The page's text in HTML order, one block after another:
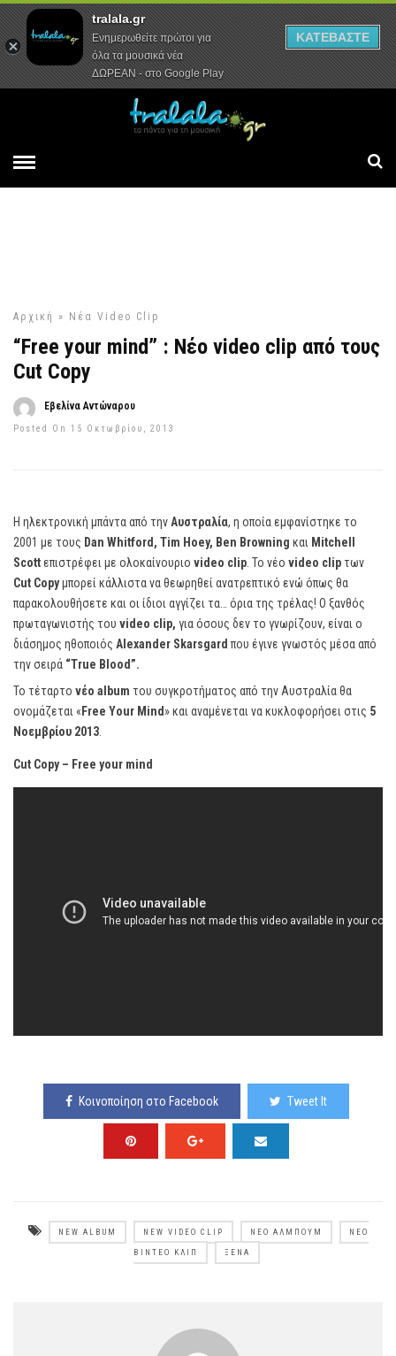
Αρχική Συνεντεύξεις Ρεπορτάζ
Αρχική » Νέα Video Clip
“Free your mind” : Νέο video clip από τους
Cut Copy
Εβελίνα Αντώναρου
Posted On 15 Οκτωβρίου, 2013
Η ηλεκτρονική μπάντα από τηνΑυστραλία, η οποία εμφανίστηκε το
2001 με τους Dan Whitford, Tim Hoey, Ben Browning και Mitchell
Scottεπιστρέφει με ολοκαίνουριο video clip . Το νέο video clipτων
Cut Copyμπορεί κάλλιστα να θεωρηθεί ανατρεπτικό ενώ όπως θα
παρακολουθήσετε και οι ίδιοι αγγίζει τα… όρια της τρέλας! Ο ξανθός
πρωταγωνιστής του video clip, για όσους δεν το γνωρίζουν, είναι ο
διάσημος ηθοποιός Alexander Skarsgardπου έγινε γνωστός μέσα από
την σειρά “True Blood”.
Το τέταρτο νέο album του συγκροτήματος από την Αυστραλία θα
ονομάζεται « Free Your Mind » και αναμένεται να κυκλοφορήσει στις 5
Νοεμβρίου 2013
Cut Copy – Free your mind
Κοινοποίηση στο Facebook Tweet It
NEW ALBUM NEW VIDEO CLIP ΝΈΟ ΆΛΜΠΟΥΜ ΝΈΟ
ΒΊΝΤΕΟ ΚΛΙΠ ΞΈΝΑ
tralala.gr
Ενημερωθείτε πρώτοι για
όλα τα μουσικά νέα
ΔΩΡΕΑΝ - στο Google Play
ΚΑΤΕΒΑΣΤΕ